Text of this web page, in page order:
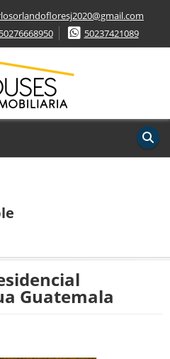
50237421089
Guatemala